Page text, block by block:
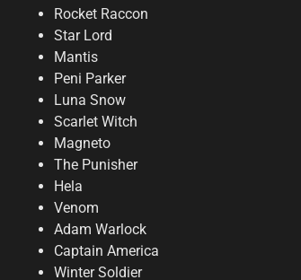
Rocket Raccon
Star Lord
Mantis
Peni Parker
Luna Snow
Scarlet Witch
Magneto
The Punisher
Hela
Venom
Adam Warlock
Captain America
Winter Soldier